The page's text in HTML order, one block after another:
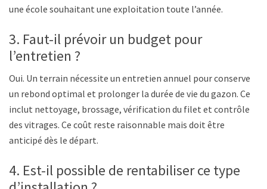
une école souhaitant une exploitation toute l’année.
3. Faut-il prévoir un budget pour
l’entretien ?
Oui. Un terrain nécessite un entretien annuel pour conserver
un rebond optimal et prolonger la durée de vie du gazon. Cela
inclut nettoyage, brossage, vérification du filet et contrôle
des vitrages. Ce coût reste raisonnable mais doit être
anticipé dès le départ.
4. Est-il possible de rentabiliser ce type